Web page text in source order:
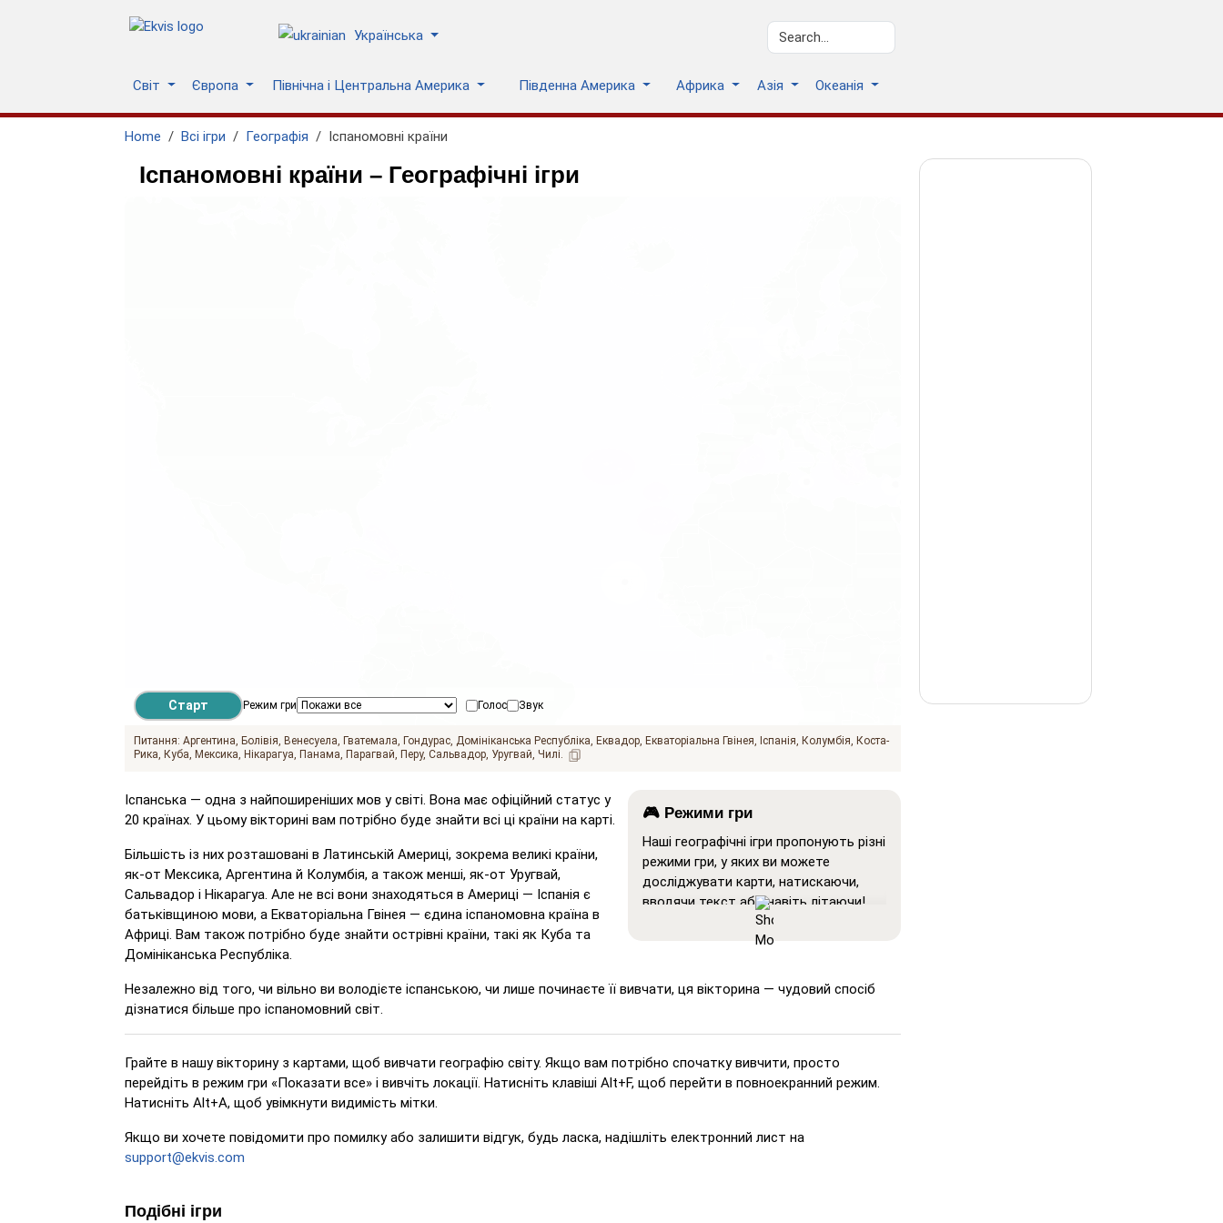
Українська
Світ Європа Північна і Центральна Америка Південна Америка Африка Азія Океанія
Home Всі ігри Географія Іспаномовні країни
Іспаномовні країни – Географічні ігри
Режим гри Голос Звук
Питання: Аргентина Болівія Венесуела Гватемала Гондурас Домініканська Республіка Еквадор Екваторіальна Гвінея Іспанія Колумбія
Коста-
Рика
Куба Мексика Нікарагуа Панама Парагвай Перу Сальвадор Уругвай Чилі
🎮 Режими гри
Наші географічні ігри пропонують різні
режими гри, у яких ви можете
досліджувати карти, натискаючи,
вводячи текст або навіть літаючи!
: Режим навчання, у
запам'ятовуванні.
Працює як 'Натисніть на…', але при
наведенні курсору на місце
відображається його назва.
'Натисніть на…', але виділяються три
можливі місця для полегшення
Іспанська — одна з найпоширеніших мов у світі. Вона має офіційний статус у
20 країнах. У цьому вікторині вам потрібно буде знайти всі ці країни на карті.
Більшість із них розташовані в Латинській Америці, зокрема великі країни,
як-от Мексика, Аргентина й Колумбія, а також менші, як-от Уругвай,
Сальвадор і Нікарагуа. Але не всі вони знаходяться в Америці — Іспанія є
батьківщиною мови, а Екваторіальна Гвінея — єдина іспаномовна країна в
Африці. Вам також потрібно буде знайти острівні країни, такі як Куба та
Домініканська Республіка.
Незалежно від того, чи вільно ви володієте іспанською, чи лише починаєте її вивчати, ця вікторина — чудовий спосіб
дізнатися більше про іспаномовний світ.
Грайте в нашу вікторину з картами, щоб вивчати географію світу. Якщо вам потрібно спочатку вивчити, просто
перейдіть в режим гри «Показати все» і вивчіть локації. Натисніть клавіші Alt+F, щоб перейти в повноекранний режим.
Натисніть Alt+A, щоб увімкнути видимість мітки.
Якщо ви хочете повідомити про помилку або залишити відгук, будь ласка, надішліть електронний лист на
support@ekvis.com
Подібні ігри